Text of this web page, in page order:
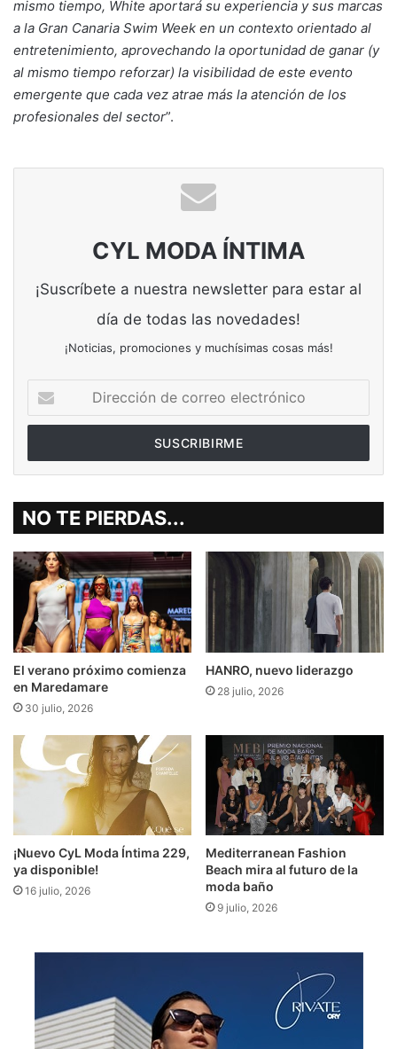
mismo tiempo, White aportará su experiencia y sus marcas
a la Gran Canaria Swim Week en un contexto orientado al
entretenimiento, aprovechando la oportunidad de ganar (y
al mismo tiempo reforzar) la visibilidad de este evento
emergente que cada vez atrae más la atención de los
profesionales del sector”.
CYL MODA ÍNTIMA
¡Suscríbete a nuestra newsletter para estar al
día de todas las novedades!
¡Noticias, promociones y muchísimas cosas más!
de
correo
NO TE PIERDAS...
El verano próximo comienza
en Maredamare
30 julio, 2026
HANRO, nuevo liderazgo
28 julio, 2026
¡Nuevo CyL Moda Íntima 229,
ya disponible!
16 julio, 2026
Mediterranean Fashion
Beach mira al futuro de la
moda baño
9 julio, 2026